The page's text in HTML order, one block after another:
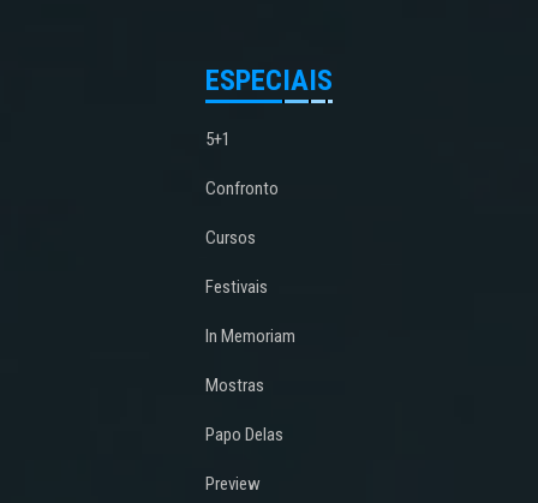
ESPECIAIS
5+1
Confronto
Cursos
Festivais
In Memoriam
Mostras
Papo Delas
Preview